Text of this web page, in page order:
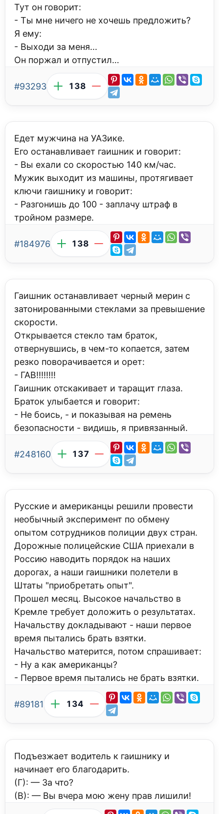
Тут он говорит:
- Ты мне ничего не хочешь предложить?
Я ему:
- Выходи за меня...
Он поржал и отпустил…
#93293 138
Едет мужчина на УАЗике.
Его останавливает гаишник и говорит:
- Вы ехали со скоростью 140 км/час.
Мужик выходит из машины, протягивает
ключи гаишнику и говорит:
- Разгонишь до 100 - заплачу штраф в
тройном размере.
#184976 138
Гаишник останавливает черный мерин с
затонированными стеклами за превышение
скорости.
Открывается стекло там браток,
отвернувшись, в чем-то копается, затем
резко поворачивается и орет:
- ГАВ!!!!!!!!
Гаишник отскакивает и таращит глаза.
Браток улыбается и говорит:
- Не боись, - и показывая на ремень
безопасности - видишь, я привязанный.
#248160 137
Русские и американцы решили провести
необычный эксперимент по обмену
опытом сотрудников полиции двух стран.
Дорожные полицейские США приехали в
Россию наводить порядок на наших
дорогах, а наши гаишники полетели в
Штаты "приобретать опыт".
Прошел месяц. Высокое начальство в
Кремле требует доложить о результатах.
Начальству докладывают - наши первое
время пытались брать взятки.
Начальство матерится, потом спрашивает:
- Ну а как американцы?
- Первое время пытались не брать взятки.
#89181 134
Подъезжает водитель к гаишнику и
начинает его благодарить.
(Г): — За что?
(В): — Вы вчера мою жену прав лишили!